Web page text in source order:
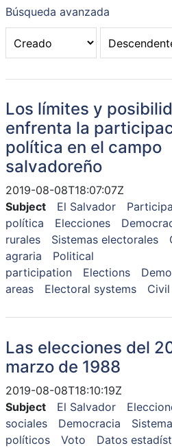
Búsqueda avanzada
Los límites y
enfrenta la
política en el campo
salvadoreño
2019-08-08T18:07:07Z
Subject
El Salvador
política
Elecciones
rurales
Sistemas electorales
agraria
Political
participation
Elections
areas
Electoral systems
Las elecciones del
marzo de 1988
2019-08-08T18:10:19Z
Subject
El Salvador
sociales
Democracia
políticos
Voto Datos